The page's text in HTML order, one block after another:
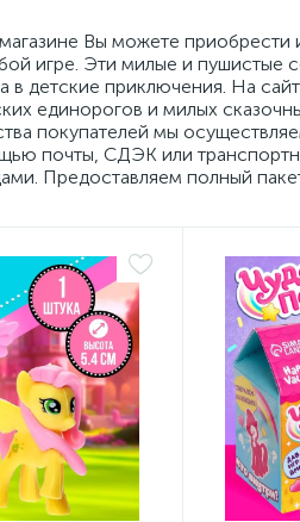
Вы можете приобрести
игре. Эти милые и пушистые
в детские приключения. На
единорогов и милых
покупателей мы
почты, СДЭК или
Предоставляем полный